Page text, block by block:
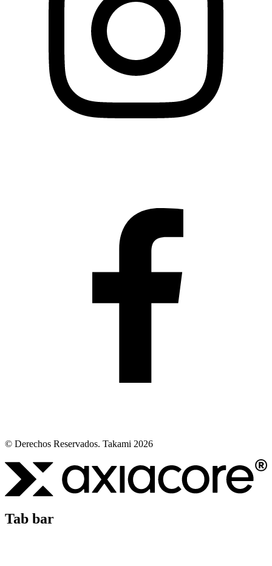
© Derechos Reservados. Takami 2026
Tab bar